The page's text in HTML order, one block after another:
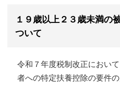
１９歳以上２３歳未満の
ついて
令和７年度税制改正におい
者への特定扶養控除の要件